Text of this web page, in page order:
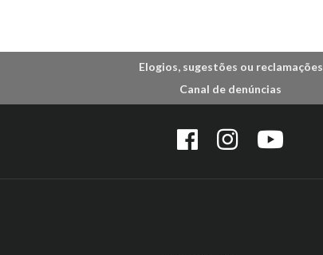
Elogios, sugestões ou reclamações
Canal de denúncias